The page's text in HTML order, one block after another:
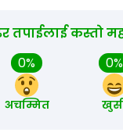
तपाईलाई कस्तो
0%
अचम्मित
0%